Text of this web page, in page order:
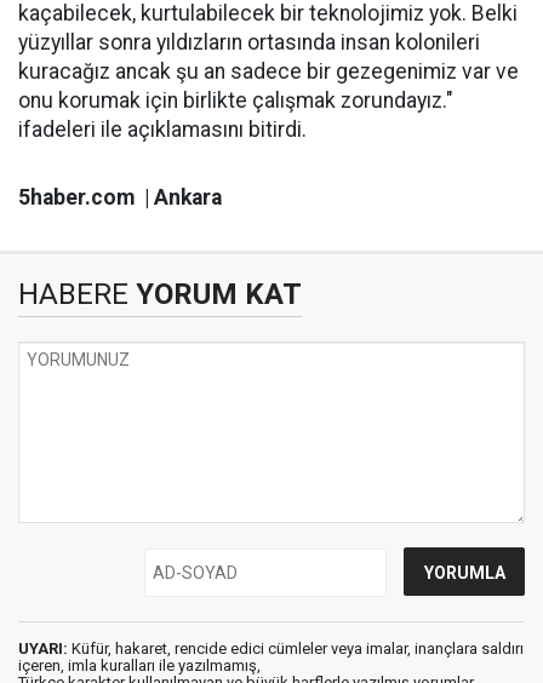
kaçabilecek, kurtulabilecek bir teknolojimiz yok. Belki
yüzyıllar sonra yıldızların ortasında insan kolonileri
kuracağız ancak şu an sadece bir gezegenimiz var ve
onu korumak için birlikte çalışmak zorundayız."
ifadeleri ile açıklamasını bitirdi.
5haber.com | Ankara
HABERE YORUM KAT
UYARI: Küfür, hakaret, rencide edici cümleler veya imalar, inançlara saldırı
içeren, imla kuralları ile yazılmamış,